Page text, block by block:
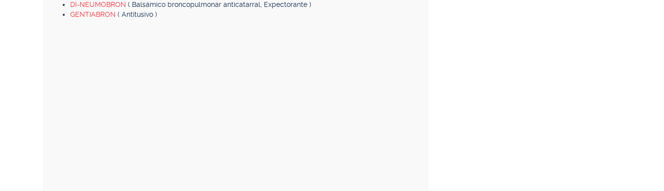
DI-NEUMOBRON ( Balsámico broncopulmonar anticatarral, Expectorante )
GENTIABRON ( Antitusivo )